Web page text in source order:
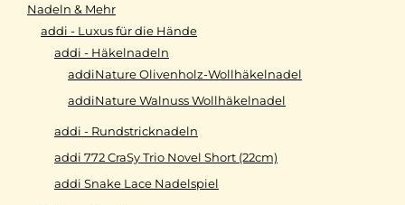
Nadeln & Mehr
addi - Luxus für die Hände
addi - Häkelnadeln
addiNature Olivenholz-Wollhäkelnadel
addiNature Walnuss Wollhäkelnadel
addi - Rundstricknadeln
addi 772 CraSy Trio Novel Short (22cm)
addi Snake Lace Nadelspiel